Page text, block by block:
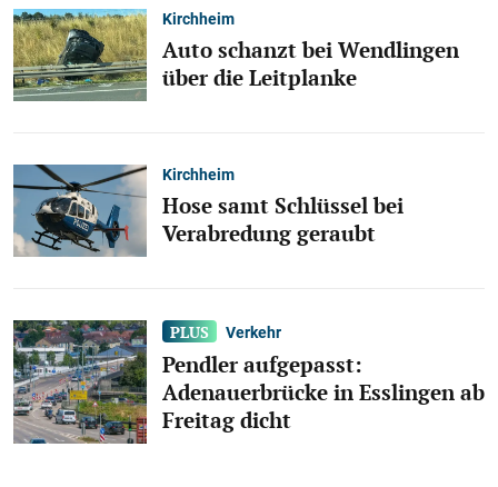
Kirchheim
Auto schanzt bei Wendlingen
über die Leitplanke
Kirchheim
Hose samt Schlüssel bei
Verabredung geraubt
Verkehr
Pendler aufgepasst:
Adenauerbrücke in Esslingen ab
Freitag dicht